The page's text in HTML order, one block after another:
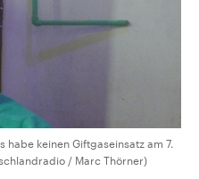
habe keinen Giftgaseinsatz am 7.
/ Marc Thörner)